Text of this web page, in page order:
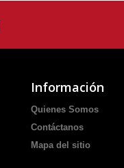
Información
Quienes Somos
Contáctanos
Mapa del sitio